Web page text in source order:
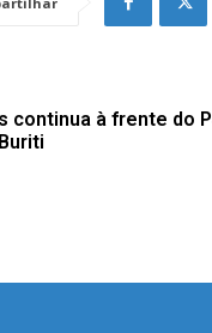
continua à frente do